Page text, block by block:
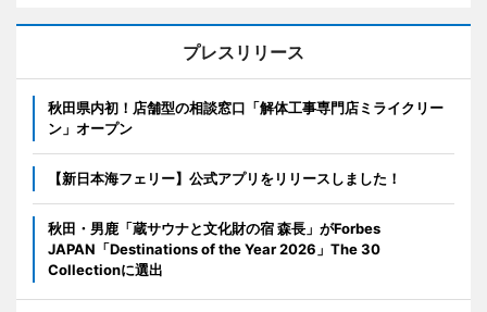
プレスリリース
秋田県内初！店舗型の相談窓口「解体工事専門店ミライクリー
ン」オープン
【新日本海フェリー】公式アプリをリリースしました！
秋田・男鹿「蔵サウナと文化財の宿 森長」がForbes
JAPAN「Destinations of the Year 2026」The 30
Collectionに選出